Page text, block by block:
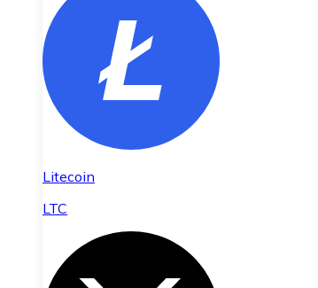
Litecoin
LTC